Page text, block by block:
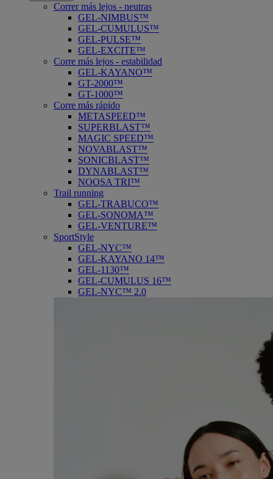
Correr más lejos - neutras
GEL-NIMBUS™
GEL-CUMULUS™
GEL-PULSE™
GEL-EXCITE™
Corre más lejos - estabilidad
GEL-KAYANO™
GT-2000™
GT-1000™
Corre más rápido
METASPEED™
SUPERBLAST™
MAGIC SPEED™
NOVABLAST™
SONICBLAST™
DYNABLAST™
NOOSA TRI™
Trail running
GEL-TRABUCO™
GEL-SONOMA™
GEL-VENTURE™
SportStyle
GEL-NYC™
GEL-KAYANO 14™
GEL-1130™
GEL-CUMULUS 16™
GEL-NYC™ 2.0